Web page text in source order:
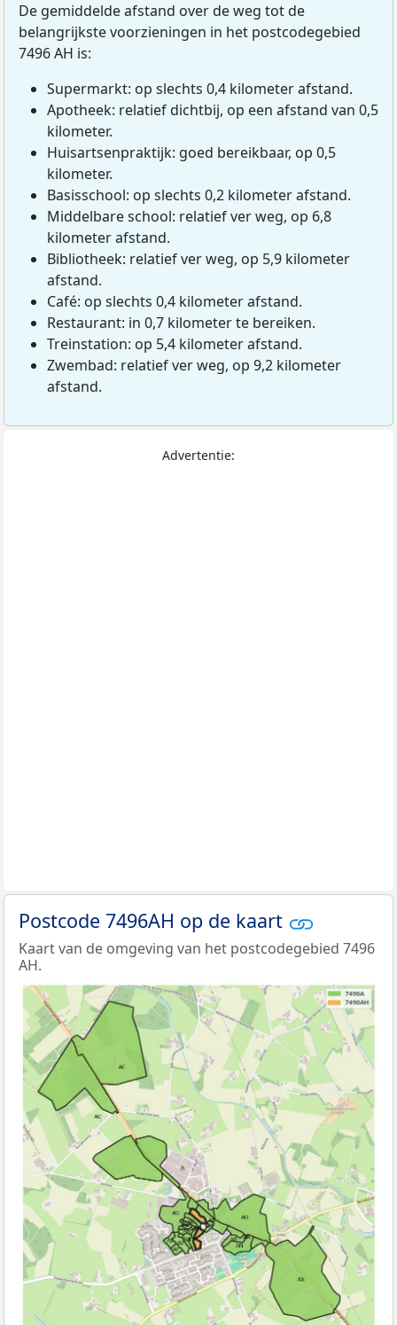
De gemiddelde afstand over de weg tot de
belangrijkste voorzieningen in het postcodegebied
7496 AH is:
Supermarkt: op slechts 0,4 kilometer afstand.
Apotheek: relatief dichtbij, op een afstand van 0,5
kilometer.
Huisartsenpraktijk: goed bereikbaar, op 0,5
kilometer.
Basisschool: op slechts 0,2 kilometer afstand.
Middelbare school: relatief ver weg, op 6,8
kilometer afstand.
Bibliotheek: relatief ver weg, op 5,9 kilometer
afstand.
Café: op slechts 0,4 kilometer afstand.
Restaurant: in 0,7 kilometer te bereiken.
Treinstation: op 5,4 kilometer afstand.
Zwembad: relatief ver weg, op 9,2 kilometer
afstand.
Advertentie:
Postcode 7496AH op de kaart
Kaart van de omgeving van het postcodegebied 7496
AH.